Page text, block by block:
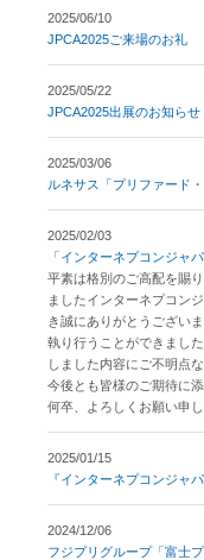
2025/06/10
JPCA2025ご来場のお礼
2025/05/22
JPCA2025出展のお知らせ
2025/03/06
ルネサス「プリファード
2025/02/03
「インターネプコンジャ
平素は格別のご高配を賜
ましたインターネプコン
き誠にありがとうござい
執り行うことができまし
しました内容にご不明点
今後とも皆様のご期待に
何卒、よろしくお願い申し
2025/01/15
『インターネプコンジャ
2024/12/06
フジプリグループ「富士